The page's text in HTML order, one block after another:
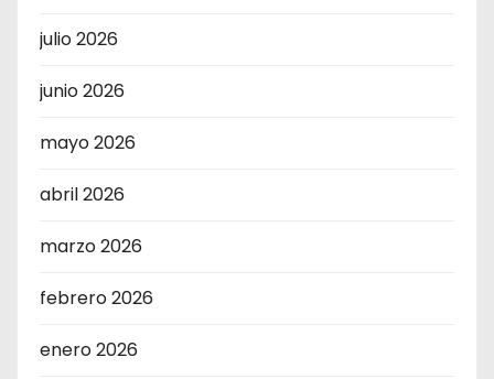
julio 2026
junio 2026
mayo 2026
abril 2026
marzo 2026
febrero 2026
enero 2026